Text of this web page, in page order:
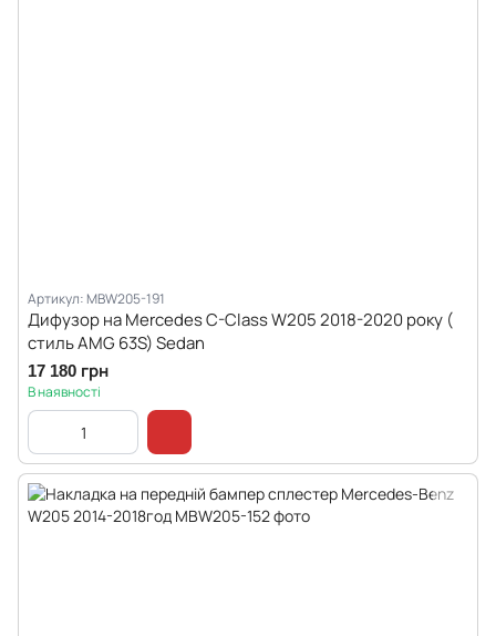
Артикул: MBW205-191
Дифузор на Mercedes C-Class W205 2018-2020 року (
стиль AMG 63S) Sedan
17 180 грн
В наявності